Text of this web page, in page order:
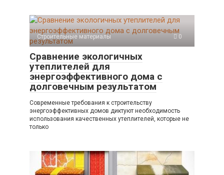
Строительные материалы 0
Сравнение экологичных
утеплителей для
энергоэффективного дома с
долговечным результатом
Современные требования к строительству
энергоэффективных домов диктуют необходимость
использования качественных утеплителей, которые не
только